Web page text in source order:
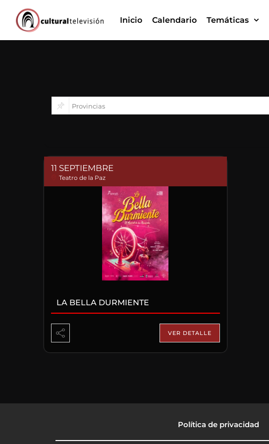
contenido
Inicio Calendario Temáticas
11 SEPTIEMBRE
Teatro de la Paz
LA BELLA DURMIENTE
VER DETALLE
Política de privacidad